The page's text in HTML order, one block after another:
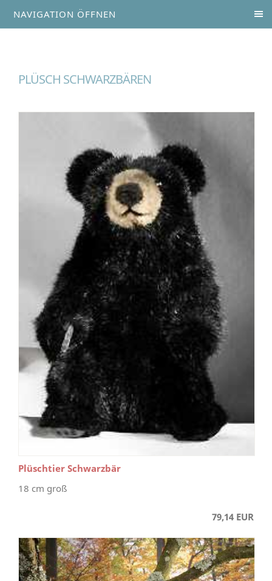
NAVIGATION ÖFFNEN
PLÜSCH SCHWARZBÄREN
Plüschtier Schwarzbär
18 cm groß
79,14 EUR